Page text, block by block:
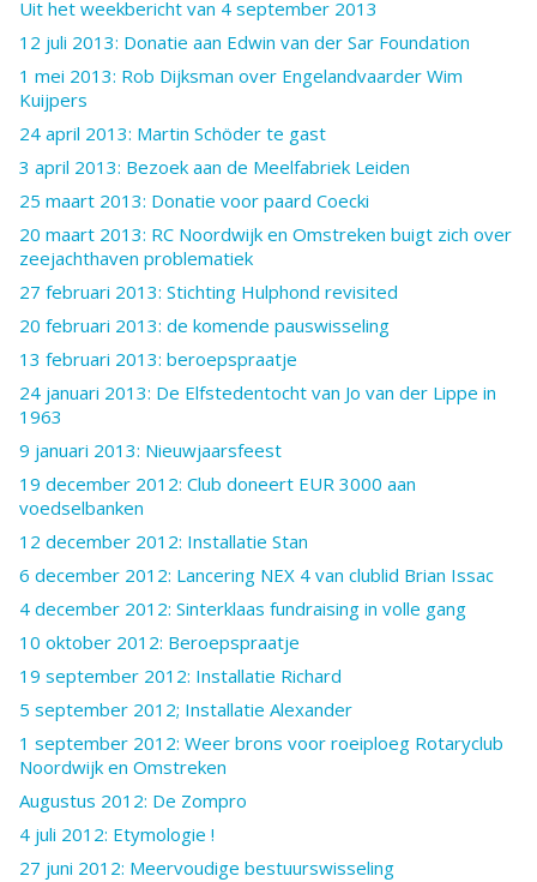
Uit het weekbericht van 4 september 2013
12 juli 2013: Donatie aan Edwin van der Sar Foundation
1 mei 2013: Rob Dijksman over Engelandvaarder Wim
Kuijpers
24 april 2013: Martin Schöder te gast
3 april 2013: Bezoek aan de Meelfabriek Leiden
25 maart 2013: Donatie voor paard Coecki
20 maart 2013: RC Noordwijk en Omstreken buigt zich over
zeejachthaven problematiek
27 februari 2013: Stichting Hulphond revisited
20 februari 2013: de komende pauswisseling
13 februari 2013: beroepspraatje
24 januari 2013: De Elfstedentocht van Jo van der Lippe in
1963
9 januari 2013: Nieuwjaarsfeest
19 december 2012: Club doneert EUR 3000 aan
voedselbanken
12 december 2012: Installatie Stan
6 december 2012: Lancering NEX 4 van clublid Brian Issac
4 december 2012: Sinterklaas fundraising in volle gang
10 oktober 2012: Beroepspraatje
19 september 2012: Installatie Richard
5 september 2012; Installatie Alexander
1 september 2012: Weer brons voor roeiploeg Rotaryclub
Noordwijk en Omstreken
Augustus 2012: De Zompro
4 juli 2012: Etymologie !
27 juni 2012: Meervoudige bestuurswisseling